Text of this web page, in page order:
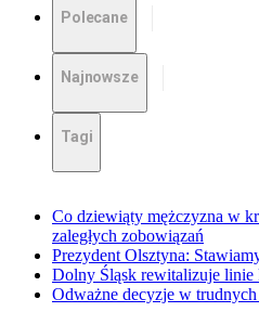
Polecane
Najnowsze
Tagi
Co dziewiąty mężczyzna w
zaległych zobowiązań
Prezydent Olsztyna:
Dolny Śląsk rewitalizuje
Odważne decyzje w trudnych